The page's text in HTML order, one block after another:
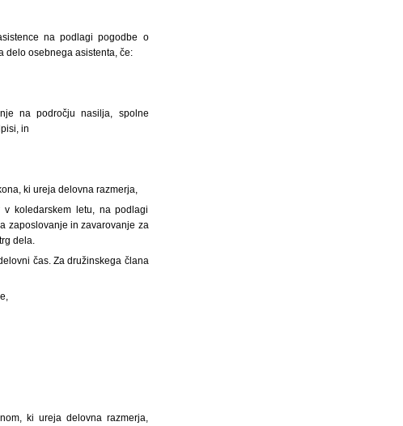
na podlagi pogodbe o
delo osebnega asistenta, če:
na področju nasilja, spolne
in
ki ureja delovna razmerja,
koledarskem letu, na podlagi
zaposlovanje in zavarovanje za
dela.
čas. Za družinskega člana
ki ureja delovna razmerja,